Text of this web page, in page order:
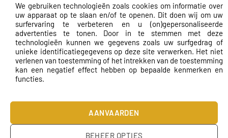
We gebruiken technologieën zoals cookies om informatie over
uw apparaat op te slaan en/of te openen. Dit doen wij om uw
surfervaring te verbeteren en u (on)gepersonaliseerde
advertenties te tonen. Door in te stemmen met deze
technologieën kunnen we gegevens zoals uw surfgedrag of
unieke identificatiegegevens op deze site verwerken. Het niet
verlenen van toestemming of het intrekken van de toestemming
kan een negatief effect hebben op bepaalde kenmerken en
functies.
AANVAARDEN
BEHEER OPTIES
adembenemende uitzicht.
Op maat gemaakt en eenvoudige
montage
Een van de grootste voordelen van fotobehang
Winterkasteel is dat het op maat gemaakt wordt voor
perfecte pasvorm, zonder dat u zich zorgen hoeft te
maken over het knippen of aanpassen. De eenvoudige
montage-instructies maken het aanbrengen van het